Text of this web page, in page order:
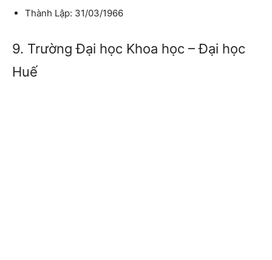
Thành Lập: 31/03/1966
9. Trường Đại học Khoa học – Đại học
Huế